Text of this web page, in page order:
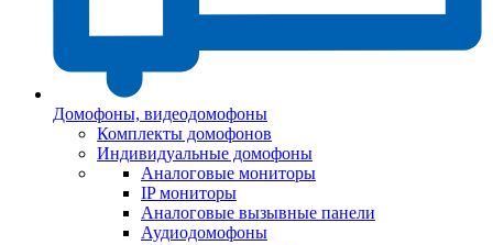
Домофоны, видеодомофоны
Комплекты домофонов
Индивидуальные домофоны
Аналоговые мониторы
IP мониторы
Аналоговые вызывные панели
Аудиодомофоны